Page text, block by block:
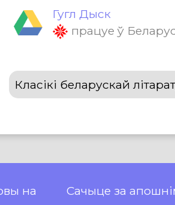
Гугл Дыск
працуе ў
Класікі беларускай
на
Сачыце за